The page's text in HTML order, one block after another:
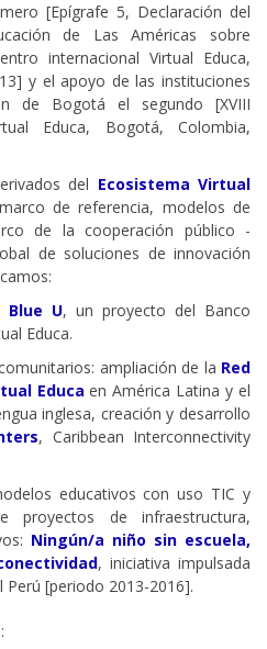
[Epígrafe 5, Declaración del
de Las Américas sobre
internacional Virtual Educa,
y el apoyo de las instituciones
de Bogotá el segundo [XVIII
Educa, Bogotá, Colombia,
del Ecosistema Virtual
de referencia, modelos de
de la cooperación público -
de soluciones de innovación
Blue U, un proyecto del Banco
Educa.
ampliación de la Red
Educa en América Latina y el
inglesa, creación y desarrollo
, Caribbean Interconnectivity
educativos con uso TIC y
proyectos de infraestructura,
Ningún/a niño sin escuela,
, iniciativa impulsada
Perú [periodo 2013-2016].